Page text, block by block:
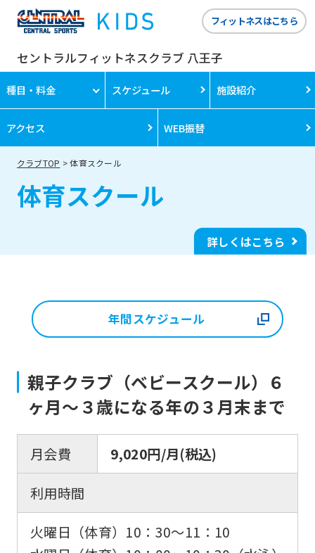
セントラルフィットネスクラブ 八王子
フィットネスはこちら
種目・料金 スケジュール 施設紹介
アクセス WEB振替
クラブTOP 体育スクール
体育スクール
詳しくはこちら
年間スケジュール
親子クラブ（ベビースクール）６
ヶ月〜３歳になる年の３月末まで
月会費
9,020円/月(税込)
利用時間
火曜日（体育）10：30〜11：10